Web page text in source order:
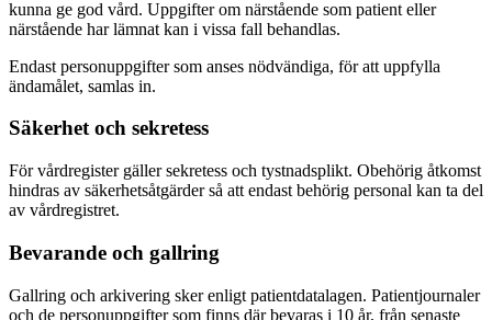
kunna ge god vård. Uppgifter om närstående som patient eller
närstående har lämnat kan i vissa fall behandlas.
Endast personuppgifter som anses nödvändiga, för att uppfylla
ändamålet, samlas in.
Säkerhet och sekretess
För vårdregister gäller sekretess och tystnadsplikt. Obehörig åtkomst
hindras av säkerhetsåtgärder så att endast behörig personal kan ta del
av vårdregistret.
Bevarande och gallring
Gallring och arkivering sker enligt patientdatalagen. Patientjournaler
och de personuppgifter som finns där bevaras i 10 år, från senaste